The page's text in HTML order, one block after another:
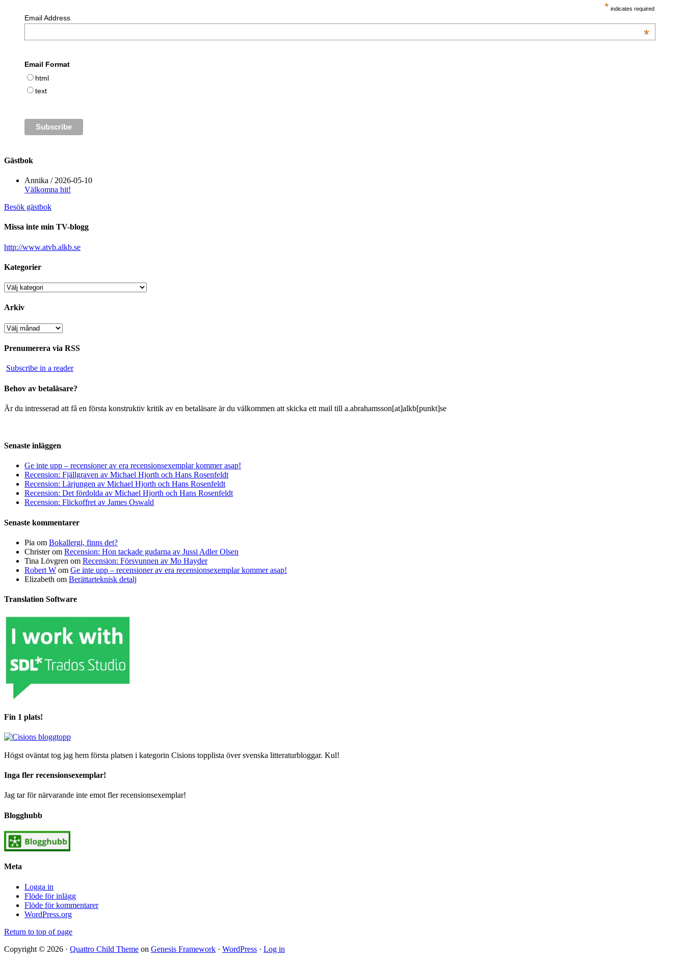
* indicates required
Email Address
*
Email Format
html
text
Gästbok
Annika / 2026-05-10
Välkomna hit!
Besök gästbok
Missa inte min TV-blogg
http://www.atvb.alkb.se
Kategorier
Kategorier
Arkiv
Arkiv
Prenumerera via RSS
Subscribe in a reader
Behov av betaläsare?
Är du intresserad att få en första konstruktiv kritik av en betaläsare är du välkommen att skicka ett mail till a.abrahamsson[at]alkb[punkt]se
Senaste inläggen
Ge inte upp – recensioner av era recensionsexemplar kommer asap!
Recension: Fjällgraven av Michael Hjorth och Hans Rosenfeldt
Recension: Lärjungen av Michael Hjorth och Hans Rosenfeldt
Recension: Det fördolda av Michael Hjorth och Hans Rosenfeldt
Recension: Flickoffret av James Oswald
Senaste kommentarer
Pia om Bokallergi, finns det?
Christerom Recension: Hon tackade gudarna av Jussi Adler Olsen
Tina Lövgren om Recension: Försvunnen av Mo Hayder
Robert W om Ge inte upp – recensioner av era recensionsexemplar kommer asap!
Elizabeth om Berättarteknisk detalj
Translation Software
Fin 1 plats!
Högst oväntat tog jag hem första platsen i kategorin Cisions topplista över svenska litteraturbloggar. Kul!
Inga fler recensionsexemplar!
Jag tar för närvarande inte emot fler recensionsexemplar!
Blogghubb
Meta
Logga in
Flöde för inlägg
Flöde för kommentarer
WordPress.org
Return to top of page
Copyright © 2026 · Quattro Child Theme on Genesis Framework · WordPress · Log in